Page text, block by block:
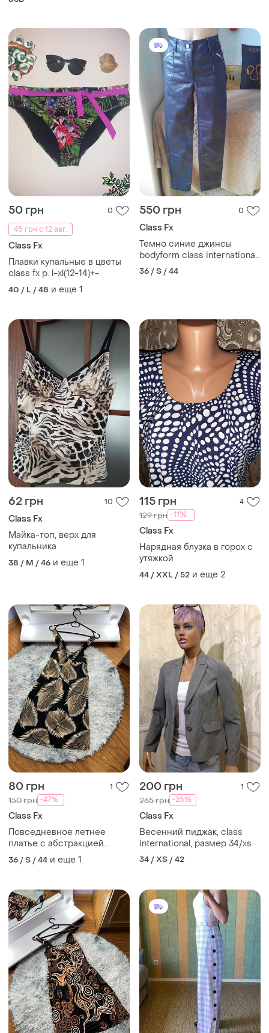
50 грн
0
45 грн с 12 авг.
Class Fx
Плавки купальные в цветы
class fx р. l-xl(12-14)+-
40 / L / 48 и еще 1
550 грн 0
Class Fx
Темно синие джинсы
bodyform class international
fx
36 / S / 44
62 грн 10
Class Fx
Майка-топ, верх для
купальника
38 / M / 46 и еще 1
115 грн 4
129 грн -11%
Class Fx
Нарядная блузка в горох с
утяжкой
44 / XXL / 52 и еще 2
80 грн 1
150 грн -47%
Class Fx
Повседневное летнее
платье с абстракцией
classë
36 / S / 44 и еще 1
200 грн 1
265 грн -25%
Class Fx
Весенний пиджак, class
international, размер 34/xs
34 / XS / 42